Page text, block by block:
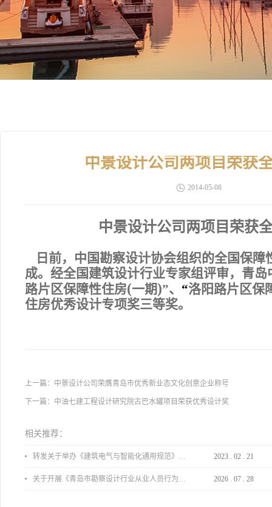
中景设计公司两项目荣获
2014-05-08
中景设计公司两项目荣获
日前，中国勘察设计协会组织的全国保
成。经全国建筑设计行业专家组评审，青
路片区保障性住房(一期)”、 “洛阳路片区保
住房优秀设计专项奖三等奖。
上一篇： 中景设计公司荣膺青岛市优秀新业态文化创意企业称号
下一篇： 中油七建工程设计研究院古巴水罐项目荣获优秀设计奖
相关推荐：
转发关于举办《建筑电气与智能化通用规范》 GB55024-2022公益宣贯的通知 2023 . 02 . 21
关于开展《青岛市勘察设计行业从业人员行为导则》、《青岛市住宅工程设计审查品质提升指引（2026版）》宣贯活动的通知 2026 . 07 . 28